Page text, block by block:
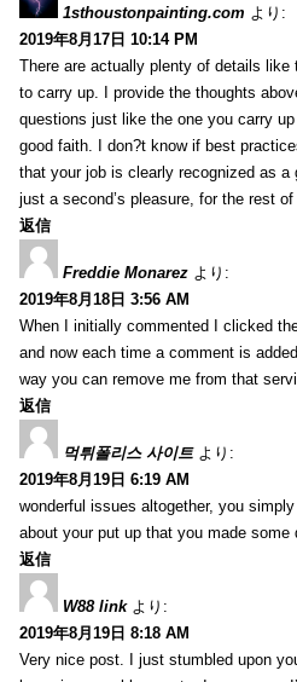
1sthoustonpainting.com より:
2019年8月17日 10:14 PM
There are actually plenty of details
to carry up. I provide the thoughts
questions just like the one you carry
good faith. I don?t know if best
that your job is clearly recognized as
just a second’s pleasure, for the rest of
返信
Freddie Monarez より:
2019年8月18日 3:56 AM
When I initially commented I clicked
and now each time a comment is
way you can remove me from that
返信
먹튀폴리스 사이트 より:
2019年8月19日 6:19 AM
wonderful issues altogether, you
about your put up that you made
返信
W88 link より:
2019年8月19日 8:18 AM
Very nice post. I just stumbled upon